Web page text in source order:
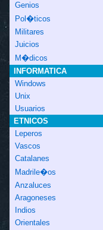
Genios
Pol�ticos
Militares
Juicios
M�dicos
INFORMATICA
Windows
Unix
Usuarios
ETNICOS
Leperos
Vascos
Catalanes
Madrile�os
Anzaluces
Aragoneses
Indios
Orientales